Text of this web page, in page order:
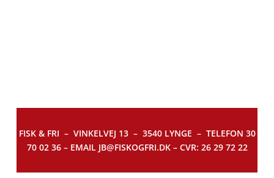
FISK & FRI – VINKELVEJ 13 – 3540 LYNGE – TELEFON 30
70 02 36 – EMAIL JB@FISKOGFRI.DK – CVR: 26 29 72 22